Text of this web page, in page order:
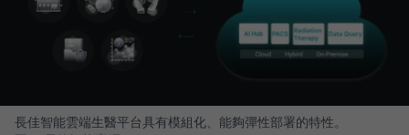
長佳智能雲端生醫平台具有模組化、能夠彈性部署的特性。